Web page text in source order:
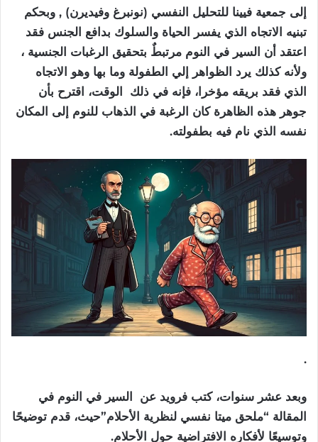
إلى جمعية فيينا للتحليل النفسي (نونبرغ وفيديرن) , وبحكم
تبنيه الاتجاه الذي يفسر الحياة والسلوك بدافع الجنس فقد
اعتقد أن السير في النوم مرتبطٌ بتحقيق الرغبات الجنسية ،
ولأنه كذلك يرد الظواهر إلي الطفولة وما بها وهو الاتجاه
الذي فقد بريقه مؤخرا، فإنه في ذلك الوقت، اقترح بأن
جوهر هذه الظاهرة كان الرغبة في الذهاب للنوم إلى المكان
نفسه الذي نام فيه بطفولته.
.
وبعد عشر سنوات، كتب فرويد عن السير في النوم في
المقالة “ملحق ميتا نفسي لنظرية الأحلام”حيث، قدم توضيحًا
وتوسيعًا لأفكاره الافتراضية حول الأحلام.